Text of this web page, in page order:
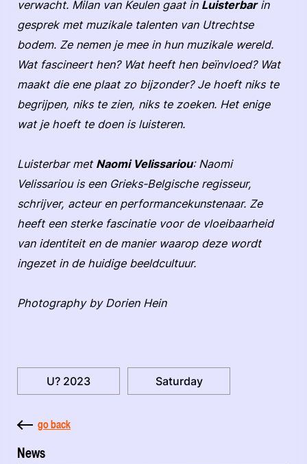
verwacht. Milan van Keulen gaat in Luisterbarin
gesprek met muzikale talenten van Utrechtse
bodem. Ze nemen je mee in hun muzikale wereld.
Wat fascineert hen? Wat heeft hen beïnvloed? Wat
maakt die ene plaat zo bijzonder? Je hoeft niks te
begrijpen, niks te zien, niks te zoeken. Het enige
wat je hoeft te doen is luisteren.
Luisterbar met Naomi Velissariou: Naomi
Velissariou is een Grieks-Belgische regisseur,
schrijver, acteur en performancekunstenaar. Ze
heeft een sterke fascinatie voor de vloeibaarheid
van identiteit en de manier waarop deze wordt
ingezet in de huidige beeldcultuur.
Photography by Dorien Hein
U? 2023 Saturday
go back
News